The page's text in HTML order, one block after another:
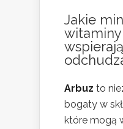
Jakie
wspierają
Arbuz to
bogaty w
które mogą